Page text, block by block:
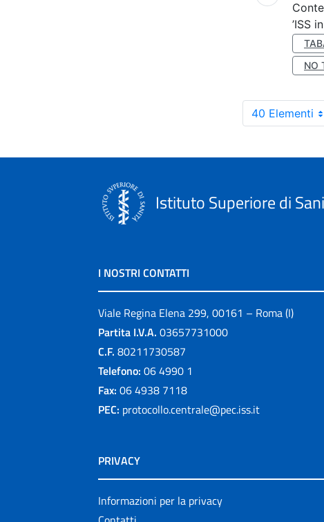
’ISS
NO
40 Elementi
Istituto Superiore di
I NOSTRI CONTATTI
Viale Regina Elena 299, 00161 – Roma (I)
Partita I.V.A. 03657731000
C.F. 80211730587
Telefono: 06 4990 1
Fax: 06 4938 7118
PEC: protocollo.centrale@pec.iss.it
PRIVACY
Informazioni per la privacy